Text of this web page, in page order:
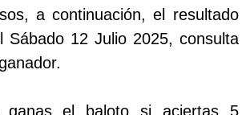
a continuación, el resultado
Sábado 12 Julio 2025, consulta
ganas el baloto si aciertas 5